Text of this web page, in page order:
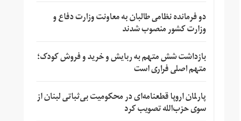
دو فرمانده نظامی طالبان به معاونت وزارت دفاع و
وزارت کشور منصوب شدند
بازداشت شش متهم به ربایش و خرید و فروش کودک؛
متهم اصلی فراری است
پارلمان اروپا قطعنامه‌ای در محکومیت بی‌ثباتی لبنان از
سوی حزب‌الله تصویب کرد